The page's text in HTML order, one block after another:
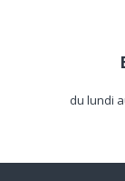
du lundi